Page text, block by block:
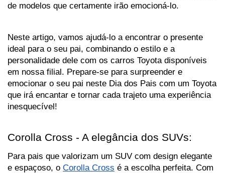
de modelos que certamente irão emocioná-lo.
Neste artigo, vamos ajudá-lo a encontrar o presente
ideal para o seu pai, combinando o estilo e a
personalidade dele com os carros Toyota disponíveis
em nossa filial. Prepare-se para surpreender e
emocionar o seu pai neste Dia dos Pais com um Toyota
que irá encantar e tornar cada trajeto uma experiência
inesquecível!
Corolla Cross - A elegância dos SUVs:
Para pais que valorizam um SUV com design elegante
e espaçoso, o Corolla Cross é a escolha perfeita. Com